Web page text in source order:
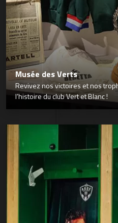
Musée des Verts
Revivez nos victoires et nos
l’histoire du club Vert et Blanc !